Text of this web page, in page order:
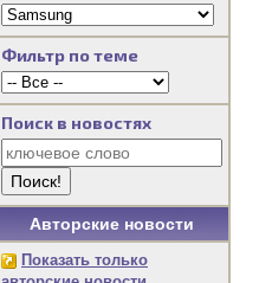
Фильтр по теме
Поиск в новостях
Авторские новости
Показать только